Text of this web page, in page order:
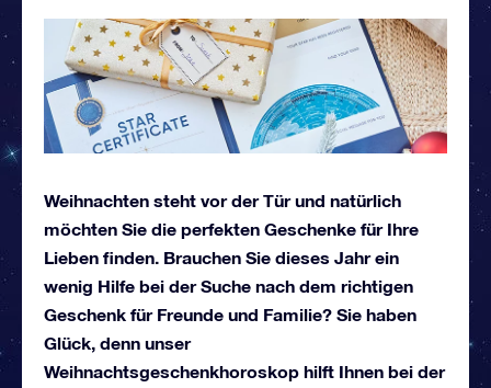
Weihnachten steht vor der Tür und natürlich
möchten Sie die perfekten Geschenke für Ihre
Lieben finden. Brauchen Sie dieses Jahr ein
wenig Hilfe bei der Suche nach dem richtigen
Geschenk für Freunde und Familie? Sie haben
Glück, denn unser
Weihnachtsgeschenkhoroskop hilft Ihnen bei der